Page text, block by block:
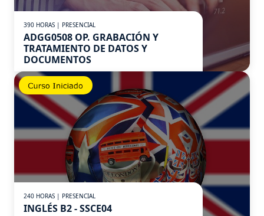
390 HORAS | PRESENCIAL
ADGG0508 OP. GRABACIÓN Y
TRATAMIENTO DE DATOS Y
DOCUMENTOS
240 HORAS | PRESENCIAL
INGLÉS B2 - SSCE04